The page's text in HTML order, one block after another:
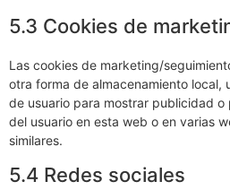
5.3 Cookies de
Las cookies de marketing/
otra forma de almacenamiento local,
de usuario para mostrar publicidad o
del usuario en esta web o en varias
similares.
5.4 Redes sociales